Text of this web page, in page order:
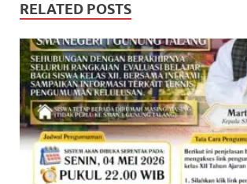
RELATED POSTS